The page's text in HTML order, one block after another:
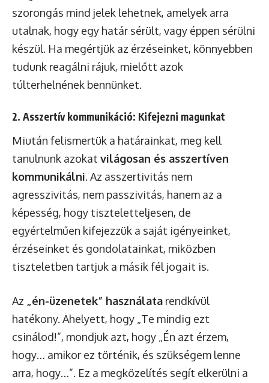
szorongás mind jelek lehetnek, amelyek arra
utalnak, hogy egy határ sérült, vagy éppen sérülni
készül. Ha megértjük az érzéseinket, könnyebben
tudunk reagálni rájuk, mielőtt azok
túlterhelnének bennünket.
2. Asszertív kommunikáció: Kifejezni magunkat
Miután felismertük a határainkat, meg kell
tanulnunk azokat világosan és asszertíven
kommunikálni. Az asszertivitás nem
agresszivitás, nem passzivitás, hanem az a
képesség, hogy tiszteletteljesen, de
egyértelműen kifejezzük a saját igényeinket,
érzéseinket és gondolatainkat, miközben
tiszteletben tartjuk a másik fél jogait is.
Az „én-üzenetek” használata rendkívül
hatékony. Ahelyett, hogy „Te mindig ezt
csinálod!”, mondjuk azt, hogy „Én azt érzem,
hogy… amikor ez történik, és szükségem lenne
arra, hogy…”. Ez a megközelítés segít elkerülni a